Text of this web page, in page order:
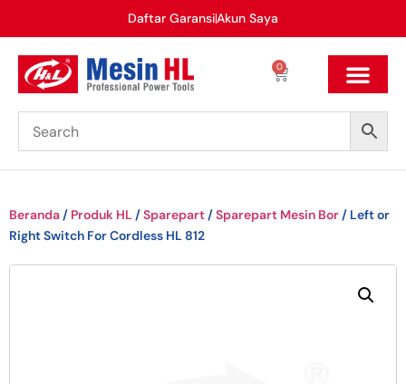
Daftar GaransiAkun Saya
0
Beranda / Produk HL /Sparepart /Sparepart Mesin Bor / Left or
Right Switch For Cordless HL 812